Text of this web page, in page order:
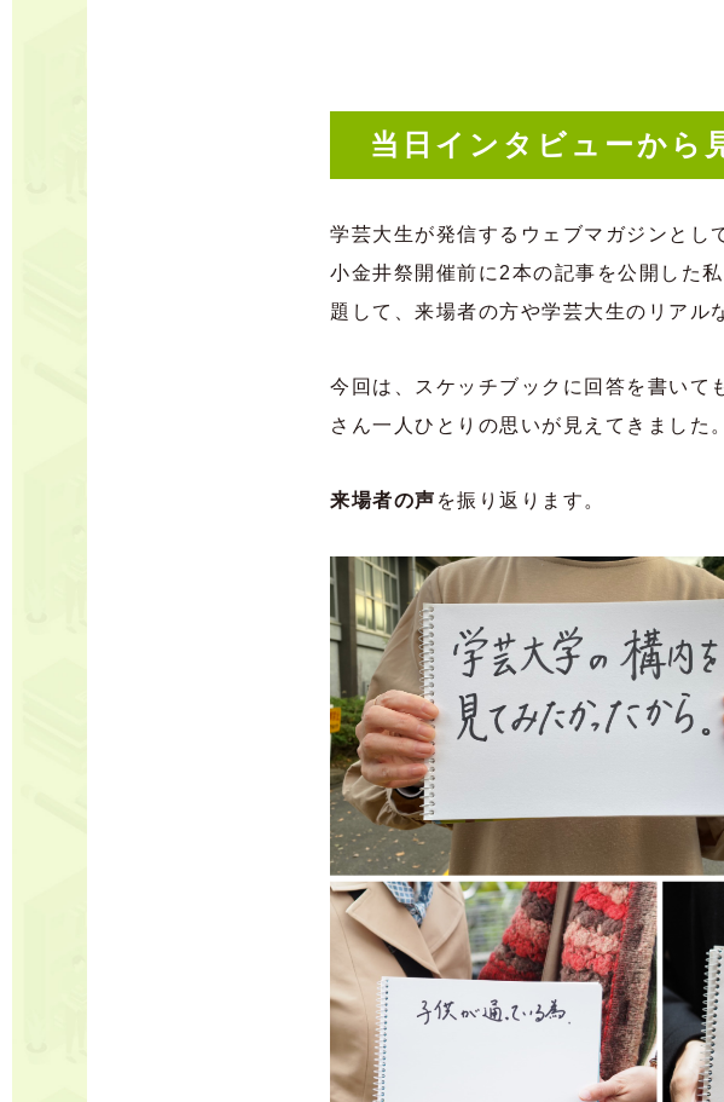
当日インタビューから
学芸大生が発信するウェブマガジンとし
小金井祭開催前に2本の記事を公開した
題して、来場者の方や学芸大生のリアル
今回は、スケッチブックに回答を書いて
さん一人ひとりの思いが見えてきました。
来場者の声 を振り返ります。